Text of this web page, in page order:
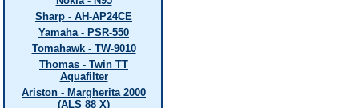
Sharp - AH-AP24CE
Yamaha - PSR-550
Tomahawk - TW-9010
Thomas - Twin TT
Aquafilter
Ariston - Margherita 2000
(ALS 88 X)